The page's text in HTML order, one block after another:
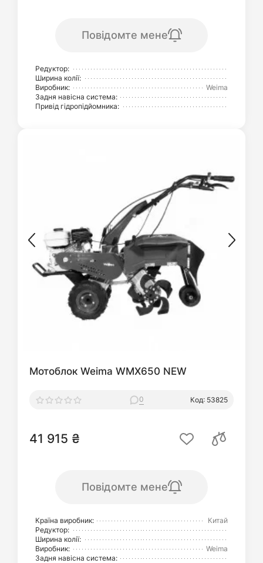
Повідомте мене
Редуктор:
Ширина колії:
Виробник:
Weima
Задня навісна система:
Привід гідропідйомника:
Мотоблок Weima WMX650 NEW
0 Код: 53825
41 915 ₴
Повідомте мене
Країна виробник:
Китай
Редуктор:
Ширина колії:
Виробник:
Weima
Задня навісна система: